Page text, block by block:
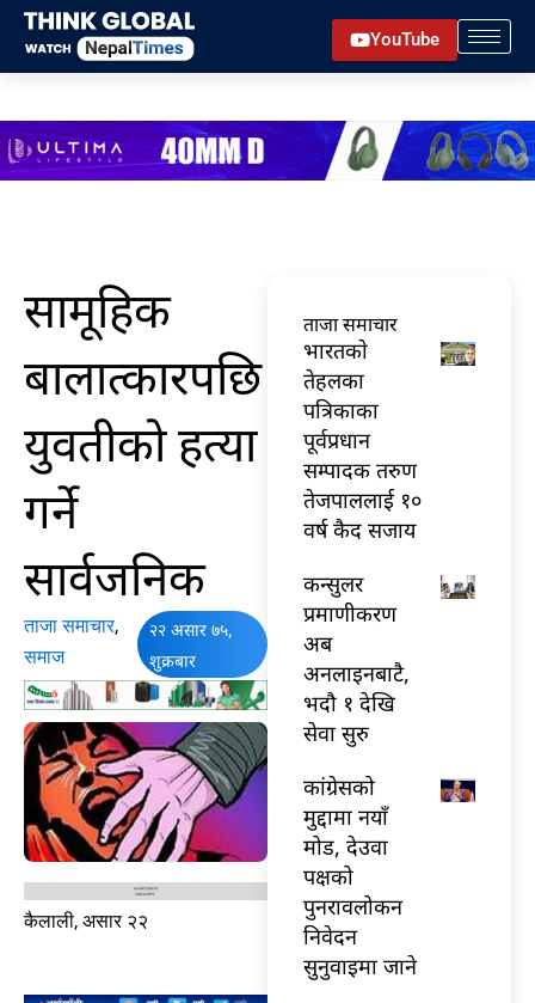
Skip
content
YouTube
सामूहिक
बालात्कारपछि
युवतीको हत्या
गर्ने
सार्वजनिक
ताजा समाचार,
समाज
२२ असार ७५,
शुक्रबार
कैलाली, असार २२
ताजा समाचार
भारतकाे
तेहलका
पत्रिकाका
पूर्वप्रधान
सम्पादक तरुण
तेजपाललाई १०
वर्ष कैद सजाय
कन्सुलर
प्रमाणीकरण
अब
अनलाइनबाटै,
भदौ १ देखि
सेवा सुरु
कांग्रेसको
मुद्दामा नयाँ
मोड, देउवा
पक्षको
पुनरावलोकन
निवेदन
सुनुवाइमा जाने